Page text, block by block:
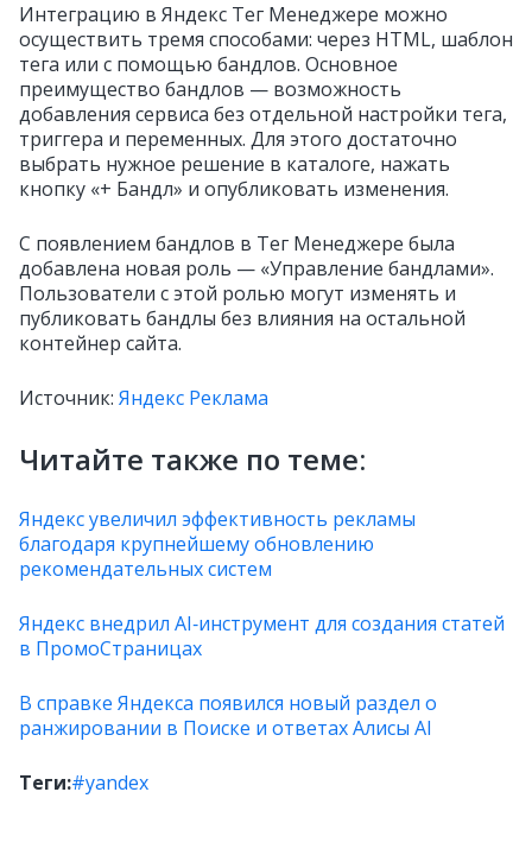
Интеграцию в Яндекс Тег Менеджере можно
осуществить тремя способами: через HTML, шаблон
тега или с помощью бандлов. Основное
преимущество бандлов — возможность
добавления сервиса без отдельной настройки тега,
триггера и переменных. Для этого достаточно
выбрать нужное решение в каталоге, нажать
кнопку «+ Бандл» и опубликовать изменения.
С появлением бандлов в Тег Менеджере была
добавлена новая роль — «Управление бандлами».
Пользователи с этой ролью могут изменять и
публиковать бандлы без влияния на остальной
контейнер сайта.
Источник: Яндекс Реклама
Читайте также по теме:
Яндекс увеличил эффективность рекламы
благодаря крупнейшему обновлению
рекомендательных систем
Яндекс внедрил AI‑инструмент для создания статей
в ПромоСтраницах
В справке Яндекса появился новый раздел о
ранжировании в Поиске и ответах Алисы AI
Теги:#yandex